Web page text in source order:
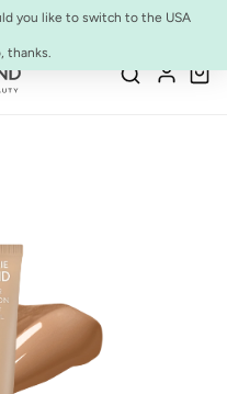
you like to switch to the USA
thanks.
Sommer-Set